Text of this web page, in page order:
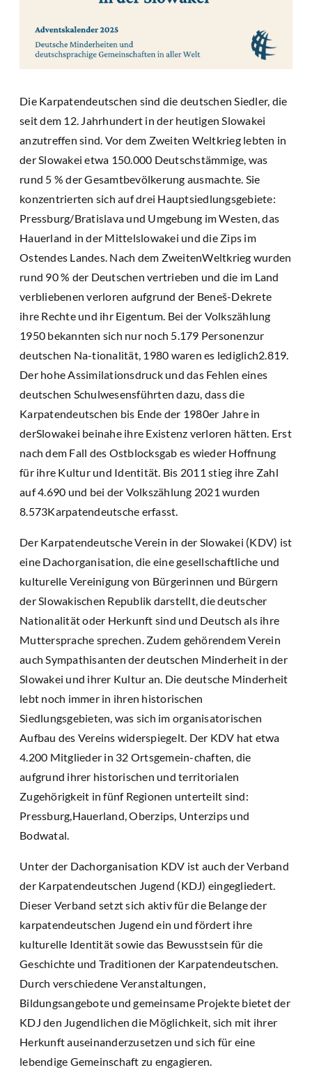
Die Karpatendeutschen sind die deutschen Siedler, die
seit dem 12. Jahrhundert in der heutigen Slowakei
anzutreffen sind. Vor dem Zweiten Weltkrieg lebten in
der Slowakei etwa 150.000 Deutschstämmige, was
rund 5 % der Gesamtbevölkerung ausmachte. Sie
konzentrierten sich auf drei Hauptsiedlungsgebiete:
Pressburg/Bratislava und Umgebung im Westen, das
Hauerland in der Mittelslowakei und die Zips im
Ostendes Landes. Nach dem ZweitenWeltkrieg wurden
rund 90 % der Deutschen vertrieben und die im Land
verbliebenen verloren aufgrund der Beneš-Dekrete
ihre Rechte und ihr Eigentum. Bei der Volkszählung
1950 bekannten sich nur noch 5.179 Personenzur
deutschen Na-tionalität, 1980 waren es lediglich2.819.
Der hohe Assimilationsdruck und das Fehlen eines
deutschen Schulwesensführten dazu, dass die
Karpatendeutschen bis Ende der 1980er Jahre in
derSlowakei beinahe ihre Existenz verloren hätten. Erst
nach dem Fall des Ostblocksgab es wieder Hoffnung
für ihre Kultur und Identität. Bis 2011 stieg ihre Zahl
auf 4.690 und bei der Volkszählung 2021 wurden
8.573Karpatendeutsche erfasst.
Der Karpatendeutsche Verein in der Slowakei (KDV) ist
eine Dachorganisation, die eine gesellschaftliche und
kulturelle Vereinigung von Bürgerinnen und Bürgern
der Slowakischen Republik darstellt, die deutscher
Nationalität oder Herkunft sind und Deutsch als ihre
Muttersprache sprechen. Zudem gehörendem Verein
auch Sympathisanten der deutschen Minderheit in der
Slowakei und ihrer Kultur an. Die deutsche Minderheit
lebt noch immer in ihren historischen
Siedlungsgebieten, was sich im organisatorischen
Aufbau des Vereins widerspiegelt. Der KDV hat etwa
4.200 Mitglieder in 32 Ortsgemein-chaften, die
aufgrund ihrer historischen und territorialen
Zugehörigkeit in fünf Regionen unterteilt sind:
Pressburg,Hauerland, Oberzips, Unterzips und
Bodwatal.
Unter der Dachorganisation KDV ist auch der Verband
der Karpatendeutschen Jugend (KDJ) eingegliedert.
Dieser Verband setzt sich aktiv für die Belange der
karpatendeutschen Jugend ein und fördert ihre
kulturelle Identität sowie das Bewusstsein für die
Geschichte und Traditionen der Karpatendeutschen.
Durch verschiedene Veranstaltungen,
Bildungsangebote und gemeinsame Projekte bietet der
KDJ den Jugendlichen die Möglichkeit, sich mit ihrer
Herkunft auseinanderzusetzen und sich für eine
lebendige Gemeinschaft zu engagieren.